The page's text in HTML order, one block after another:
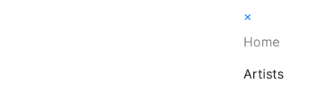
×
Home
Artists